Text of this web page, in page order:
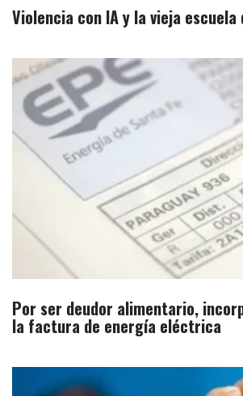
Violencia con IA y la vieja escuela
Por ser deudor alimentario,
la factura de energía eléctrica